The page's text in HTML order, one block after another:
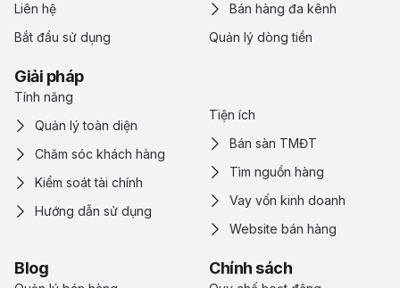
Liên hệ
Bắt đầu sử dụng
Bán hàng đa kênh
Quản lý dòng tiền
Giải pháp
Tính năng
Quản lý toàn diện
Chăm sóc khách hàng
Kiểm soát tài chính
Hướng dẫn sử dụng
Tiện ích
Bán sàn TMĐT
Tìm nguồn hàng
Vay vốn kinh doanh
Website bán hàng
Blog Chính sách